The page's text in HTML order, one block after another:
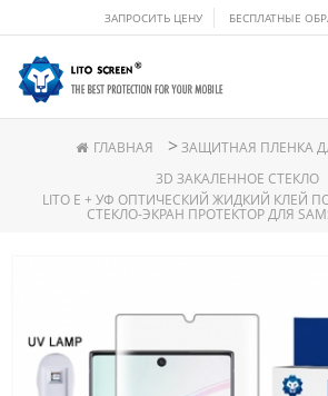
ЗАПРОСИТЬ ЦЕНУ БЕСПЛАТНЫЕ
ГЛАВНАЯ >ЗАЩИТНАЯ ПЛЕНКА
3D ЗАКАЛЕННОЕ СТЕКЛО
LITO E + УФ ОПТИЧЕСКИЙ ЖИДКИЙ КЛЕЙ
СТЕКЛО-ЭКРАН ПРОТЕКТОР ДЛЯ